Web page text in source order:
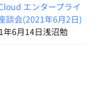
エンタープライ
談会(2021年6月2日)
年6月14日浅沼勉